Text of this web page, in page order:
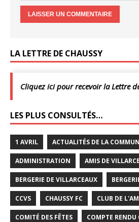
LA LETTRE DE CHAUSSY
Cliquez ici pour recevoir la Lettre
LES PLUS CONSULTÉS…
1 AVRIL ACTUALITÉS DE LA
ADMINISTRATION AMIS DE
BERGERIE DE VILLARCEAUX
CCVS CHAUSSY FC CLUB DE
COMITÉ DES FÊTES COMPTE